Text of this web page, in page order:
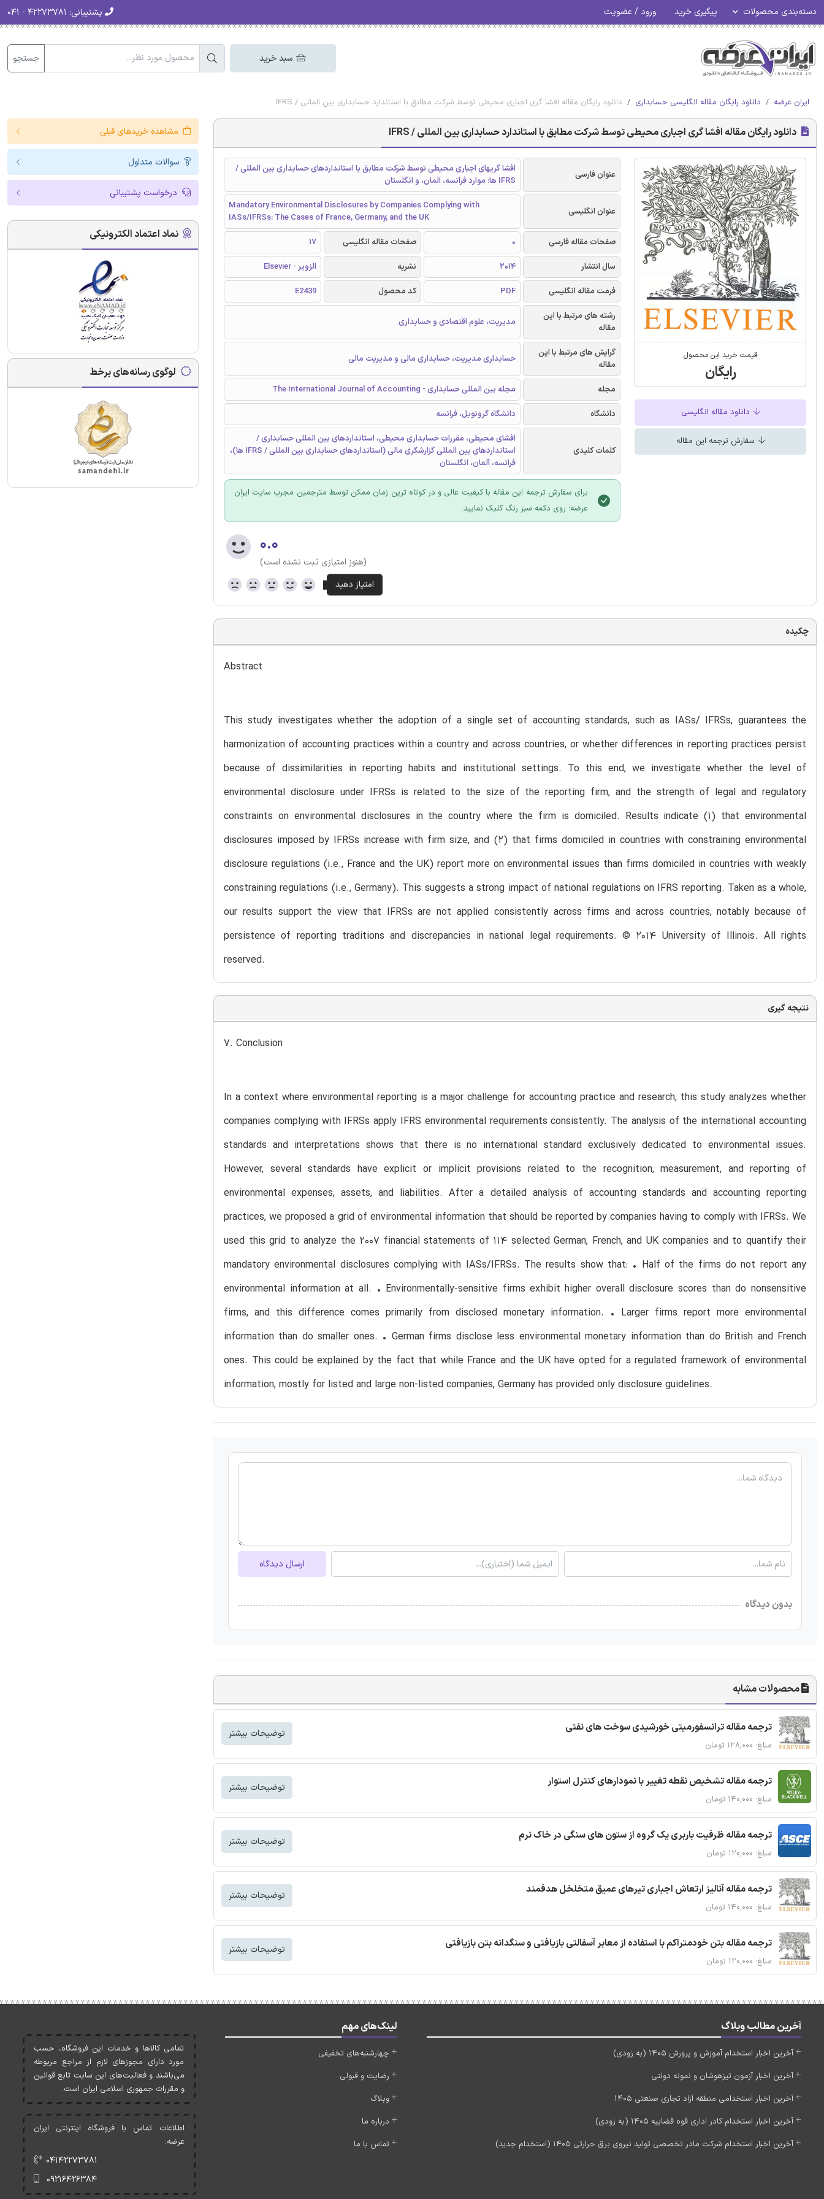
دسته‌بندی محصولات پیگیری خرید ورود / عضویت پشتیبانی:
سبد خرید جستجو
ایران عرضه دانلود رایگان مقاله انگلیسی حسابداری دانلود رایگان مقاله افشا گری اجباری محیطی توسط شرکت مطابق با استاندارد حسابداری بین المللی / IFRS
دانلود رایگان مقاله افشا گری اجباری محیطی توسط شرکت مطابق با استاندارد حسابداری بین المللی / IFRS
قیمت خرید این محصول
رایگان
دانلود مقاله انگلیسی
سفارش ترجمه این مقاله
عنوان فارسی
افشا گریهای اجباری محیطی توسط شرکت مطابق با استانداردهای حسابداری بین المللی /
IFRS ها: موارد فرانسه، آلمان، و انگلستان
عنوان انگلیسی
Mandatory Environmental Disclosures by Companies Complying with
IASs/IFRSs: The Cases of France, Germany, and the UK
صفحات مقاله فارسی
0 صفحات مقاله انگلیسی
17
سال انتشار
2014 نشریه
الزویر - Elsevier
فرمت مقاله انگلیسی
PDF کد محصول
E2439
رشته های مرتبط با این
مقاله
مدیریت، علوم اقتصادی و حسابداری
گرایش های مرتبط با این
مقاله
حسابداری مدیریت، حسابداری مالی و مدیریت مالی
مجله
مجله بین المللی حسابداری - The International Journal of Accounting
دانشگاه
دانشگاه گرونوبل، فرانسه
کلمات کلیدی
افشای محیطی، مقررات حسابداری محیطی، استانداردهای بین المللی حسابداری /
استانداردهای بین المللی گزارشگری مالی (استانداردهای حسابداری بین المللی / IFRS ها)،
فرانسه، آلمان، انگلستان
برای سفارش ترجمه این مقاله با کیفیت عالی و در کوتاه ترین زمان ممکن توسط مترجمین مجرب سایت ایران
عرضه؛ روی دکمه سبز رنگ کلیک نمایید.
۰.۰
(هنوز امتیازی ثبت نشده است)
چکیده
Abstract
This study investigates whether the adoption of a single set of accounting standards, such as IASs/ IFRSs, guarantees the
harmonization of accounting practices within a country and across countries, or whether differences in reporting practices persist
because of dissimilarities in reporting habits and institutional settings. To this end, we investigate whether the level of
environmental disclosure under IFRSs is related to the size of the reporting firm, and the strength of legal and regulatory
constraints on environmental disclosures in the country where the firm is domiciled. Results indicate (1) that environmental
disclosures imposed by IFRSs increase with firm size, and (2) that firms domiciled in countries with constraining environmental
disclosure regulations (i.e., France and the UK) report more on environmental issues than firms domiciled in countries with weakly
constraining regulations (i.e., Germany). This suggests a strong impact of national regulations on IFRS reporting. Taken as a whole,
our results support the view that IFRSs are not applied consistently across firms and across countries, notably because of
persistence of reporting traditions and discrepancies in national legal requirements. © 2014 University of Illinois. All rights
reserved.
نتیجه گیری
7. Conclusion
In a context where environmental reporting is a major challenge for accounting practice and research, this study analyzes whether
companies complying with IFRSs apply IFRS environmental requirements consistently. The analysis of the international accounting
standards and interpretations shows that there is no international standard exclusively dedicated to environmental issues.
However, several standards have explicit or implicit provisions related to the recognition, measurement, and reporting of
environmental expenses, assets, and liabilities. After a detailed analysis of accounting standards and accounting reporting
practices, we proposed a grid of environmental information that should be reported by companies having to comply with IFRSs. We
used this grid to analyze the 2007 financial statements of 114 selected German, French, and UK companies and to quantify their
mandatory environmental disclosures complying with IASs/IFRSs. The results show that: • Half of the firms do not report any
environmental information at all. • Environmentally-sensitive firms exhibit higher overall disclosure scores than do nonsensitive
firms, and this difference comes primarily from disclosed monetary information. • Larger firms report more environmental
information than do smaller ones. • German firms disclose less environmental monetary information than do British and French
ones. This could be explained by the fact that while France and the UK have opted for a regulated framework of environmental
information, mostly for listed and large non-listed companies, Germany has provided only disclosure guidelines.
ارسال دیدگاه
بدون دیدگاه
محصولات مشابه
ترجمه مقاله ترانسفورمیتی خورشیدی سوخت های نفتی
مبلغ: ۱۲۸,۰۰۰ تومان
توضیحات بیشتر
ترجمه مقاله تشخیص نقطه تغییر با نمودارهای کنترل استوار
مبلغ: ۱۴۰,۰۰۰ تومان
توضیحات بیشتر
ترجمه مقاله ظرفیت باربری یک گروه از ستون های سنگی در خاک نرم
مبلغ: ۱۲۰,۰۰۰ تومان
توضیحات بیشتر
ترجمه مقاله آنالیز ارتعاش اجباری تیرهای عمیق متخلخل هدفمند
مبلغ: ۱۴۰,۰۰۰ تومان
توضیحات بیشتر
ترجمه مقاله بتن خودمتراکم با استفاده از معابر آسفالتی بازیافتی و سنگدانه بتن بازیافتی
مبلغ: ۱۲۰,۰۰۰ تومان
توضیحات بیشتر
مشاهده خریدهای قبلی
سوالات متداول
درخواست پشتیبانی
نماد اعتماد الکترونیکی
لوگوی رسانه‌های برخط
آخرین مطالب وبلاگ
آخرین اخبار استخدام آموزش و پرورش 1405 (به زودی)
آخرین اخبار آزمون تیزهوشان و نمونه دولتی
آخرین اخبار استخدامی منطقه آزاد تجاری صنعتی 1405
آخرین اخبار استخدام کادر اداری قوه قضاییه 1405 (به زودی)
آخرین اخبار استخدام شرکت مادر تخصصی تولید نیروی برق حرارتی 1405 (استخدام جدید)
لینک‌های مهم
چهارشنبه‌های تخفیفی
رضایت و قبولی
وبلاگ
درباره ما
تماس با ما
تمامی کالاها و خدمات اين فروشگاه، حسب
مورد دارای مجوزهای لازم از مراجع مربوطه
می‌باشند و فعاليت‌های اين سايت تابع قوانين
و مقررات جمهوری اسلامی ايران است.
اطلاعات تماس با فروشگاه اینترنتی ایران
عرضه:
۰۴۱۴۲۲۷۳۷۸۱
۰۹۲۱۶۴۲۶۳۸۴